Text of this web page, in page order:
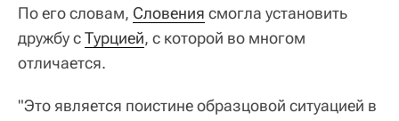
По его словам, Словения смогла установить
дружбу сТурцией, с которой во многом
отличается.
"Это является поистине образцовой ситуацией в